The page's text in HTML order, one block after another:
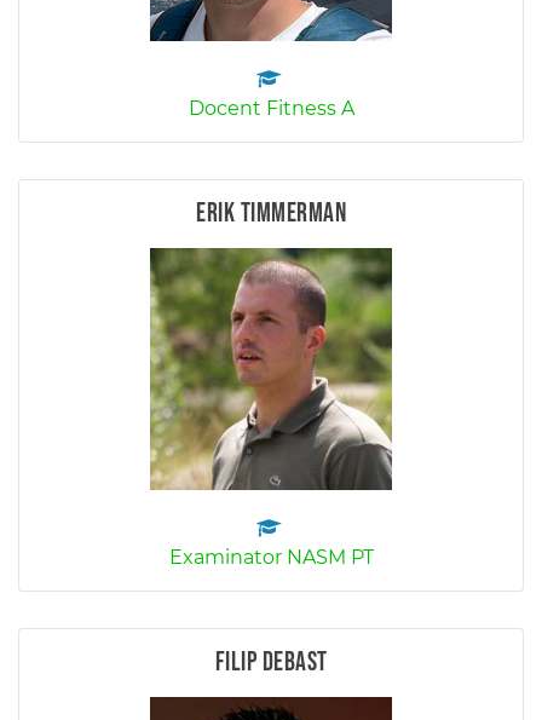
Docent Fitness A
Erik Timmerman
Examinator NASM PT
Filip Debast